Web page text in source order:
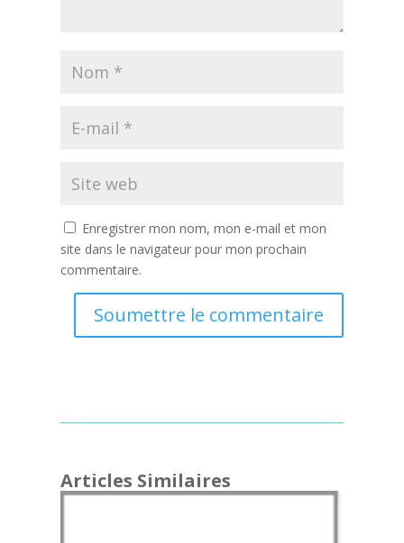
Enregistrer mon nom, mon e-mail et mon
site dans le navigateur pour mon prochain
commentaire.
Soumettre le commentaire
Articles Similaires